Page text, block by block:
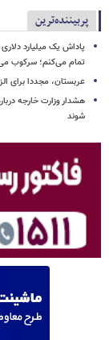
پربیننده‌ترین
پاداش یک میلیارد دلاری
تمام می‌کنم؛ سرکوب می‌کنم؛ ۴۰ درصد دولت را
عربستان، مجددا برای
هشدار وزارت خارجه
شوند